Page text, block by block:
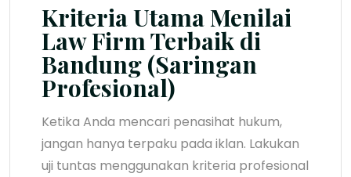
Kriteria Utama Menilai
Law Firm Terbaik di
Bandung (Saringan
Profesional)
Ketika Anda mencari penasihat hukum,
jangan hanya terpaku pada iklan. Lakukan
uji tuntas menggunakan kriteria profesional